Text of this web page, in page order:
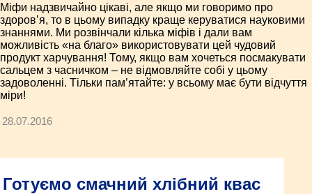
Міфи надзвичайно цікаві, але якщо ми говоримо про
здоров’я, то в цьому випадку краще керуватися науковими
знаннями. Ми розвінчали кілька міфів і дали вам
можливість «на благо» використовувати цей чудовий
продукт харчування! Тому, якщо вам хочеться посмакувати
сальцем з часничком – не відмовляйте собі у цьому
задоволенні. Тільки пам’ятайте: у всьому має бути відчуття
міри!
28.07.2016
Готуємо смачний хлібний квас